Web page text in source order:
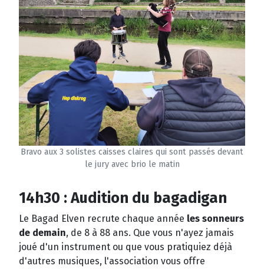
Bravo aux 3 solistes caisses claires qui sont passés devant
le jury avec brio le matin
14h30 : Audition du bagadigan
Le Bagad Elven recrute chaque année les sonneurs
de demain, de 8 à 88 ans. Que vous n'ayez jamais
joué d'un instrument ou que vous pratiquiez déjà
d'autres musiques, l'association vous offre